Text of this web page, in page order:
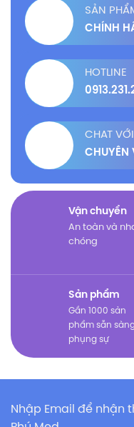
SẢN
CHÍNH
HOTLINE
CHAT VỚI
CHUYÊN
Vận chuyển
An toàn và
chóng
Sản phẩm
Gần 1000 sản
phẩm sẵn
phụng sự
Nhập Email để nhận